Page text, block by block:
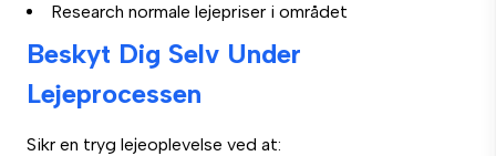
Research normale lejepriser i området
Beskyt Dig Selv Under
Lejeprocessen
Sikr en tryg lejeoplevelse ved at: